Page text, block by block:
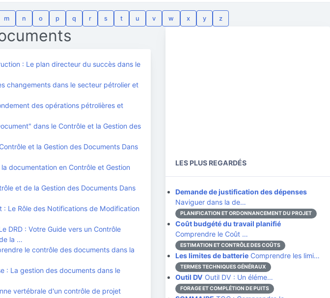
m n o p q r s t u v w x y z
: Le plan directeur du succès dans le
changements dans le secteur pétrolier et
des opérations pétrolières et
dans le Contrôle et la Gestion des
et la Gestion des Documents Dans
documentation en Contrôle et Gestion
et de la Gestion des Documents Dans
: Le Rôle des Notifications de Modification
DRD : Votre Guide vers un Contrôle
la …
le contrôle des documents dans la
: La gestion des documents dans le
vertébrale d'un contrôle de projet
LES PLUS REGARDÉS
Demande de justification des dépenses
Naviguer dans la de…
PLANIFICATION ET ORDONNANCEMENT DU PROJET
Coût budgété du travail planifié
Comprendre le Coût …
ESTIMATION ET CONTRÔLE DES COÛTS
Les limites de batterie Comprendre les limi…
TERMES TECHNIQUES GÉNÉRAUX
Outil DV Outil DV : Un éléme…
FORAGE ET COMPLÉTION DE PUITS